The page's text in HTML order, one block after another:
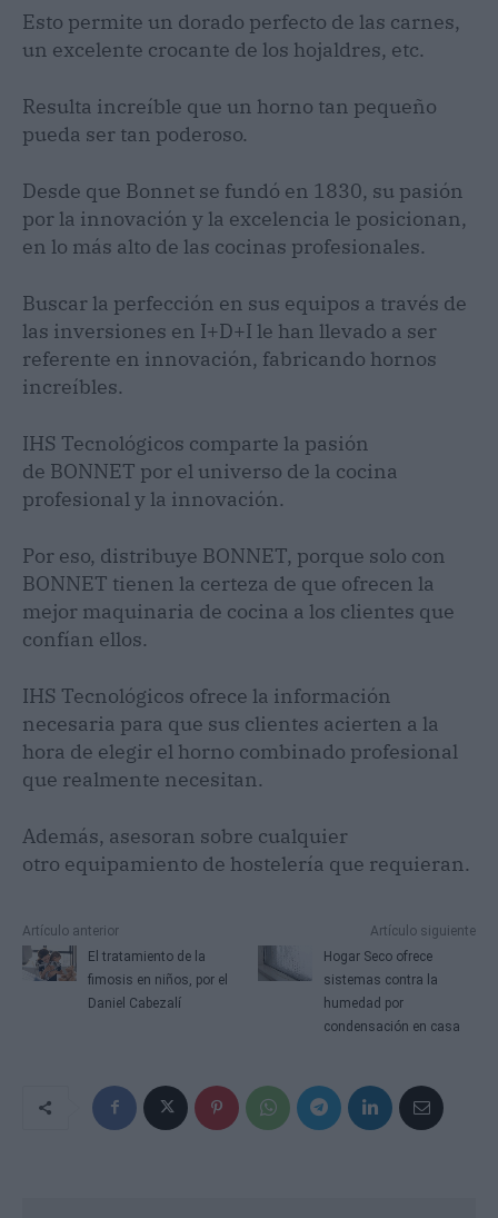
Esto permite un dorado perfecto de las carnes,
un excelente crocante de los hojaldres, etc.
Resulta increíble que un horno tan pequeño
pueda ser tan poderoso.
Desde que Bonnet se fundó en 1830, su pasión
por la innovación y la excelencia le posicionan,
en lo más alto de las cocinas profesionales.
Buscar la perfección en sus equipos a través de
las inversiones en I+D+I le han llevado a ser
referente en innovación, fabricando hornos
increíbles.
IHS Tecnológicos comparte la pasión
de BONNET por el universo de la cocina
profesional y la innovación.
Por eso, distribuye BONNET, porque solo con
BONNET tienen la certeza de que ofrecen la
mejor maquinaria de cocina a los clientes que
confían ellos.
IHS Tecnológicos ofrece la información
necesaria para que sus clientes acierten a la
hora de elegir el horno combinado profesional
que realmente necesitan.
Además, asesoran sobre cualquier
otro equipamiento de hostelería que requieran.
Artículo anterior
El tratamiento de la
fimosis en niños, por el
Daniel Cabezalí
Artículo siguiente
Hogar Seco ofrece
sistemas contra la
humedad por
condensación en casa